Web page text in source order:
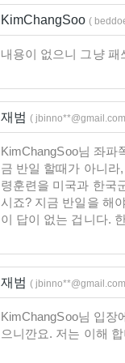
KimChangSoo (
내용이 없으니 그냥 패
재범 (
KimChangSoo님 좌파
금 반일 할때가 아니
령훈련을 미국과 한국
시죠? 지금 반일을 해
이 답이 없는 겁니다.
재범 (
KimChangSoo님 입장
으니깐요. 저는 이해